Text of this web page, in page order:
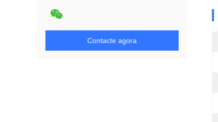
Contacte agora